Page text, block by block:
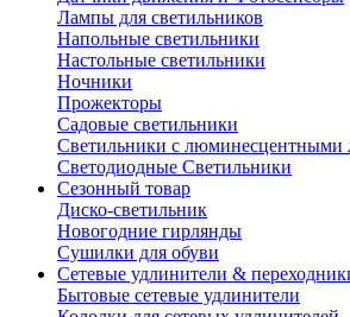
Лампы для светильников
Напольные светильники
Настольные светильники
Ночники
Прожекторы
Садовые светильники
Светильники с люминесцентными
Светодиодные Светильники
Сезонный товар
Диско-светильник
Новогодние гирлянды
Сушилки для обуви
Сетевые удлинители &
Бытовые сетевые удлинители